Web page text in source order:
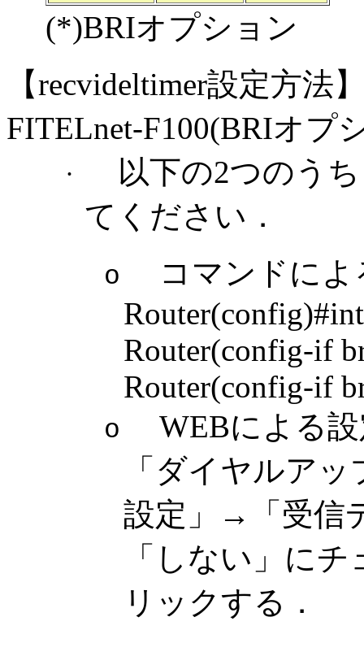
(*)BRIオプション
【recvideltimer設定方法
FITELnet-F100(BRIオプ
· 以下の2つのう
てください．
o
コマンドによ
Router(config-if
Router(config-if
o
WEBによる
「ダイヤルア
設定」→「受信
「しない」に
リックする．